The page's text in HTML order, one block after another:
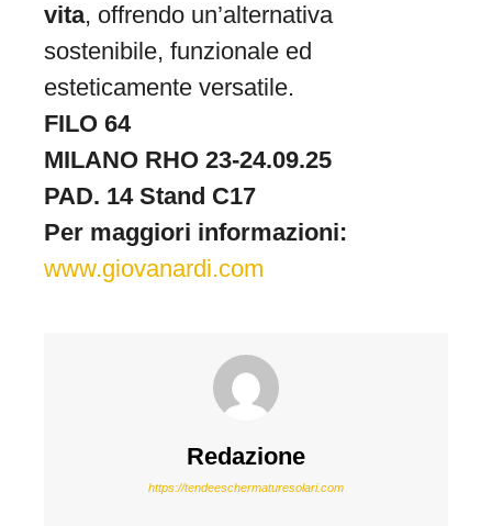
vita, offrendo un’alternativa
sostenibile, funzionale ed
esteticamente versatile.
FILO 64
MILANO RHO 23-24.09.25
PAD. 14 Stand C17
Per maggiori informazioni:
www.giovanardi.com
Redazione
https://tendeeschermaturesolari.com